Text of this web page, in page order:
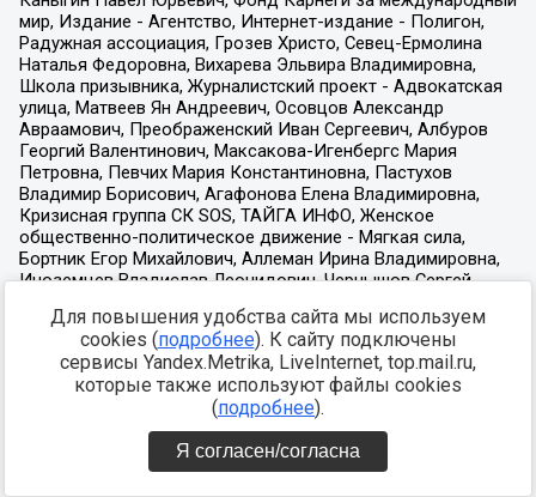
Для повышения удобства сайта мы используем
cookies (подробнее). К сайту подключены
сервисы Yandex.Metrika, LiveInternet, top.mail.ru,
которые также используют файлы cookies
(подробнее).
Я согласен/согласна